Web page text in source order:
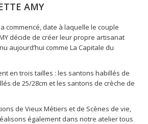
AMY
a commencé, date à laquelle le couple
décide de créer leur propre artisanat
aujourd’hui comme La Capitale du
en trois tailles : les santons habillés de
de 25/28cm et les santons de crèche de
de Vieux Métiers et de Scènes de vie,
également dans notre atelier tous